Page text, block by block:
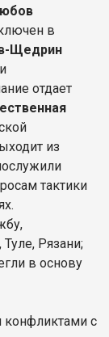
в
Щедрин
отдает
из
тактики
Рязани;
в основу
конфликтами с